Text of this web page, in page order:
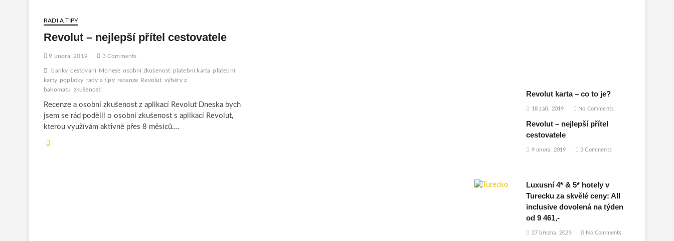
RADI A TIPY
Revolut – nejlepší přítel cestovatele
9 února, 2019 3 Comments
banky cestování Monese osobní zkušenost platební karta platební
karty poplatky rady a tipy recenze Revolut výběry z
bakomatu zkušenosti
Recenze a osobní zkušenost z aplikací Revolut Dneska bych
jsem se rád podělil o osobní zkušenost s aplikací Revolut,
kterou využívám aktivně přes 8 měsíců.…
Revolut
Revolut karta – co to je?
18 září, 2019 No Comments
Revolut – nejlepší přítel
cestovatele
9 února, 2019 3 Comments
Luxusní 4* & 5* hotely v
Turecku za skvělé ceny: All
inclusive dovolená na týden
od 9 461,-
27 března, 2025 No Comments